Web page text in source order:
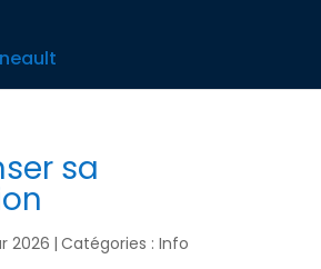
sa
2026 | Catégories : Info